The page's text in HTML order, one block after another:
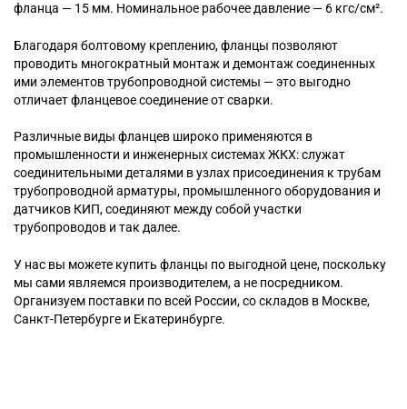
фланца — 15 мм. Номинальное рабочее давление — 6 кгс/см².
Благодаря болтовому креплению, фланцы позволяют
проводить многократный монтаж и демонтаж соединенных
ими элементов трубопроводной системы — это выгодно
отличает фланцевое соединение от сварки.
Различные виды фланцев широко применяются в
промышленности и инженерных системах ЖКХ: служат
соединительными деталями в узлах присоединения к трубам
трубопроводной арматуры, промышленного оборудования и
датчиков КИП, соединяют между собой участки
трубопроводов и так далее.
У нас вы можете купить фланцы по выгодной цене, поскольку
мы сами являемся производителем, а не посредником.
Организуем поставки по всей России, со складов в Москве,
Санкт-Петербурге и Екатеринбурге.